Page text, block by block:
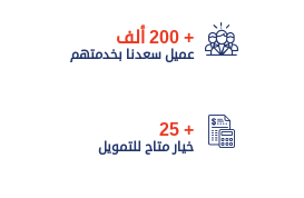
+
200ألف
عميل سعدنا بخدمتهم
+
25
خيار متاح للتمويل